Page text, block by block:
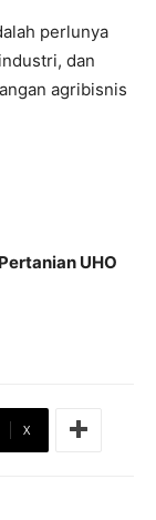
perlunya
dan
agribisnis
UHO
X